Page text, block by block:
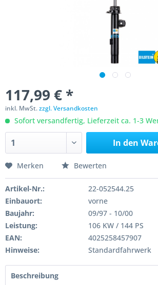
117,99 € *
inkl. MwSt.zzgl. Versandkosten
Sofort versandfertig, Lieferzeit ca. 1-3
In den
Merken Bewerten
Artikel-Nr.:
22-052544.25
Einbauort:
vorne
Baujahr:
09/97 - 10/00
Leistung:
106 KW / 144 PS
EAN:
4025258457907
Hinweise:
Standardfahrwerk
Beschreibung